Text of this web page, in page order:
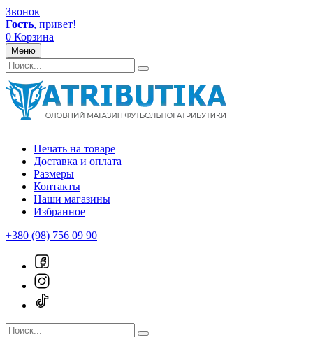
Звонок
Гость, привет!
0 Корзина
Меню
Печать на товаре
Доставка и оплата
Размеры
Контакты
Наши магазины
Избранное
+380 (98) 756 09 90